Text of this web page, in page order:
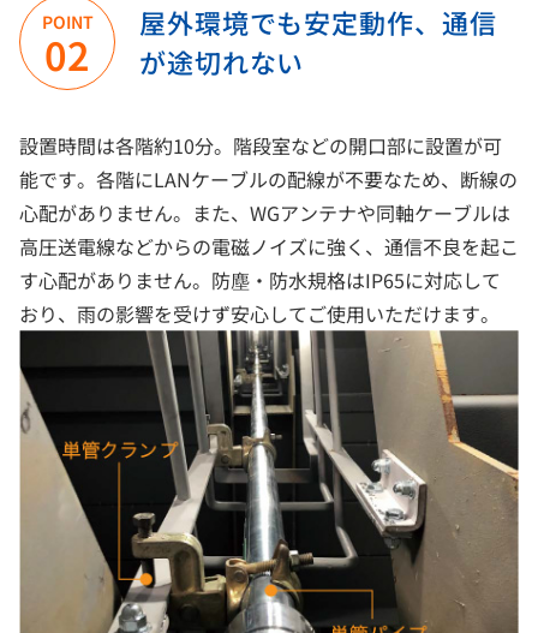
POINT
02
屋外環境でも安定動作、通信
が途切れない
設置時間は各階約10分。階段室などの開口部に設置が可
能です。各階にLANケーブルの配線が不要なため、断線の
心配がありません。また、WGアンテナや同軸ケーブルは
高圧送電線などからの電磁ノイズに強く、通信不良を起こ
す心配がありません。防塵・防水規格はIP65に対応して
おり、雨の影響を受けず安心してご使用いただけます。